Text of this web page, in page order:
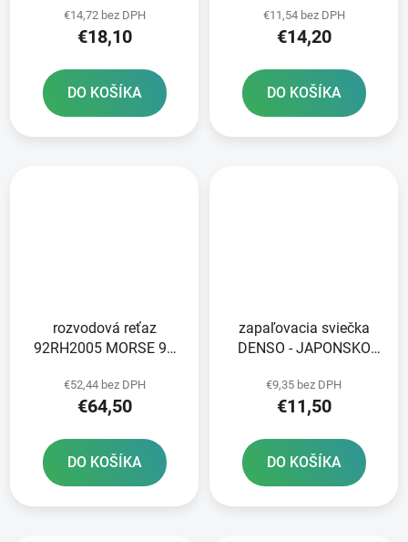
ks v balení
€14,72 bez DPH
€18,10
DO KOŠÍKA
ks v balení
€11,54 bez DPH
€14,20
DO KOŠÍKA
rozvodová reťaz
92RH2005 MORSE 96
€52,44 bez DPH
€64,50
DO KOŠÍKA
zapaľovacia sviečka
DENSO - JAPONSKO
STANDARD
€9,35 bez DPH
€11,50
DO KOŠÍKA